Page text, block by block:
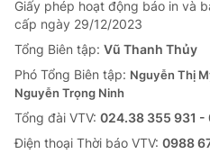
Giấy phép hoạt động báo in và
cấp ngày 29/12/2023
Tổng Biên tập: Vũ Thanh Thủy
Phó Tổng Biên tập: Nguyễn Thị
Nguyễn Trọng Ninh
Tổng đài VTV: 024.38 355 931 -
Ðiện thoại Thời báo VTV: 0988